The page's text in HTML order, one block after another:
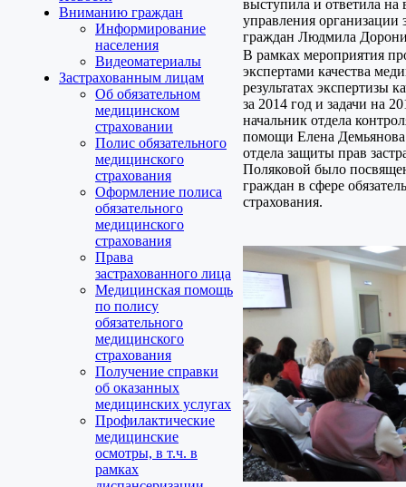
Вниманию граждан
Информирование
населения
Видеоматериалы
Застрахованным лицам
Об обязательном
медицинском
страховании
Полис обязательного
медицинского
страхования
Оформление полиса
обязательного
медицинского
страхования
Права
застрахованного лица
Медицинская помощь
по полису
обязательного
медицинского
страхования
Получение справки
об оказанных
медицинских услугах
Профилактические
медицинские
осмотры, в т.ч. в
рамках
выступила и ответила на
управления организации
граждан Людмила
В рамках мероприятия
экспертами качества
результатах экспертизы
за 2014 год и задачи на
начальник отдела
помощи Елена
отдела защиты прав
Поляковой было
граждан в сфере
страхования.